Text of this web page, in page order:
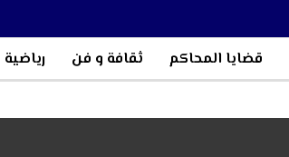
قضايا المحاكم ثقافة و فن رياضية